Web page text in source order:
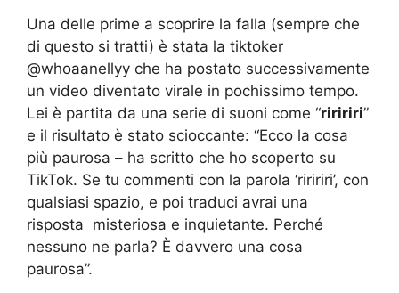
Una delle prime a scoprire la falla (sempre che
di questo si tratti) è stata la tiktoker
@whoaanellyy che ha postato successivamente
un video diventato virale in pochissimo tempo.
Lei è partita da una serie di suoni come “riririri”
e il risultato è stato scioccante: “Ecco la cosa
più paurosa – ha scritto che ho scoperto su
TikTok. Se tu commenti con la parola ‘riririri’, con
qualsiasi spazio, e poi traduci avrai una
risposta misteriosa e inquietante. Perché
nessuno ne parla? È davvero una cosa
paurosa”.